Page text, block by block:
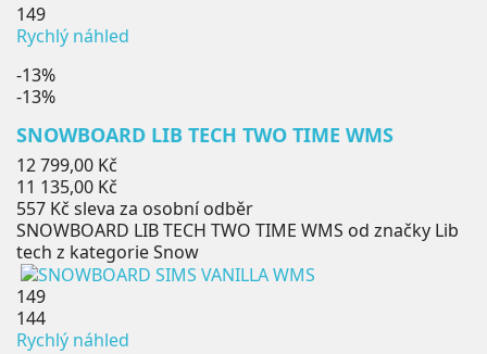
149
Rychlý náhled
-13%
-13%
SNOWBOARD LIB TECH TWO TIME WMS
Běžná
cena
12 799,00 Kč
Cena
11 135,00 Kč
557 Kč sleva za osobní odběr
SNOWBOARD LIB TECH TWO TIME WMS od značky Lib
tech z kategorie Snow
149
144
Rychlý náhled